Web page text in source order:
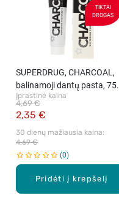
TIKTAI
DROGAS
Pridėti į krepšelį
SUPERDRUG, CHARCOAL,
balinamoji dantų pasta, 75
ml
Įprastinė kaina
2,35 €
4,69 €
30 dienų mažiausia kaina:
4,69 €
0